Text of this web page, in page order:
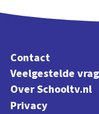
Contact
Veelgestelde
Over Schooltv.nl
Privacy